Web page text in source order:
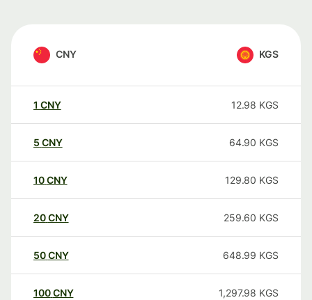
CNY KGS
1 CNY 12.98 KGS
5 CNY 64.90 KGS
10CNY 129.80 KGS
20CNY 259.60 KGS
50CNY 648.99 KGS
100CNY 1,297.98 KGS